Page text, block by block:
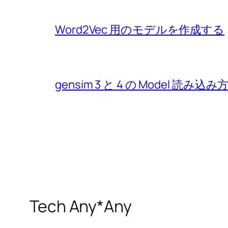
Word2Vec 用のモデルを作成する
gensim 3 と 4 の Model 読み込み
Tech Any*Any